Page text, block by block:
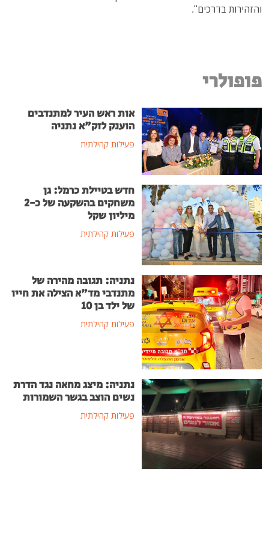
והזהירות בדרכים".
פופולרי
אות ראש העיר למתנדבים
הוענק לזק"א נתניה
פעילות קהילתית
חדש בטיילת כרמל: גן
משחקים בהשקעה של כ-2
מיליון שקל
פעילות קהילתית
נתניה: תגובה מהירה של
מתנדבי מד"א הצילה את חייו
של ילד בן 10
פעילות קהילתית
נתניה: מיצג מחאה נגד הדרת
נשים הוצב בגשר השמורות
פעילות קהילתית